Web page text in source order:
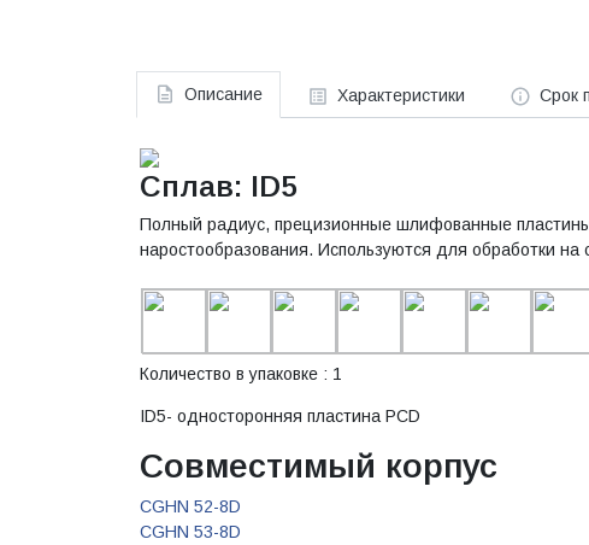
Описание Характеристики Срок
Сплав: ID5
Полный радиус, прецизионные шлифованные
наростообразования. Используются для обработки на
Количество в упаковке : 1
ID5- односторонняя пластина PCD
Совместимый корпус
CGHN 52-8D
CGHN 53-8D